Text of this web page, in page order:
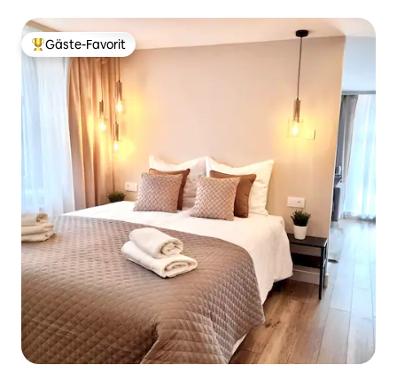
Beliebter Gäste-Favorit.
Gäste-Favorit